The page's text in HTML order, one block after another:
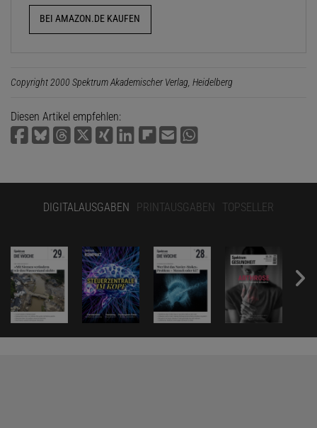
BEI AMAZON.DE KAUFEN
Copyright 2000 Spektrum Akademischer Verlag, Heidelberg
Diesen Artikel empfehlen:
DIGITALAUSGABEN PRINTAUSGABEN TOPSELLER